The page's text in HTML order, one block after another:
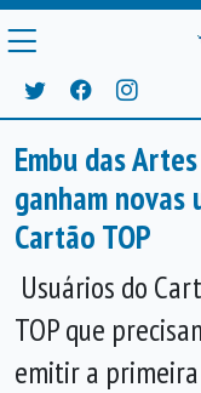
Embu das
ganham novas
Cartão TOP
Usuários do
TOP que
emitir a